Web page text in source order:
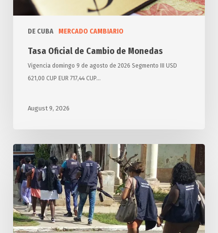
DE CUBA MERCADO CAMBIARIO
Tasa Oficial de Cambio de Monedas
Vigencia domingo 9 de agosto de 2026 Segmento III USD
621,00 CUP EUR 717,44 CUP…
August 9, 2026
Aplican
sanciones
por
precios
abusivos
en
varias